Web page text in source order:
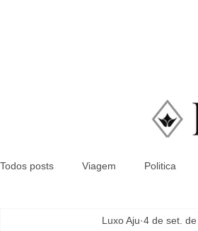
Todos posts Viagem Politica
Luxo Aju 4 de set.